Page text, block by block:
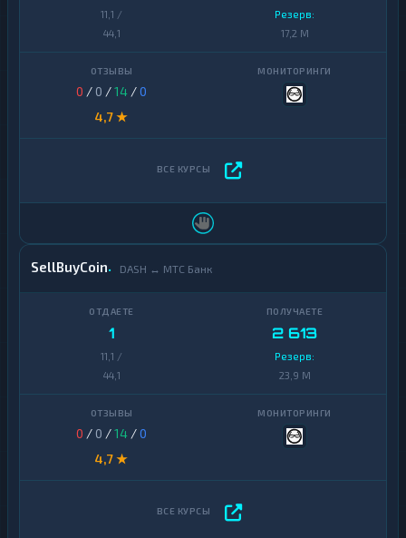
11,1 /
44,1
Резерв:
17,2 M
0 / 0 /14 /0
4,7 ★
SellBuyCoin DASH ↔ МТС Банк
1
11,1 /
44,1
2 613
Резерв:
23,9 M
0 / 0 /14 /0
4,7 ★